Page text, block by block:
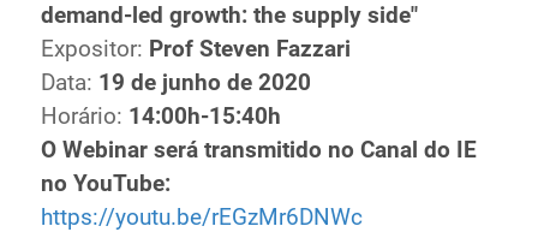
demand-led growth: the supply side"
Expositor: Prof Steven Fazzari
Data: 19 de junho de 2020
Horário: 14:00h-15:40h
O Webinar será transmitido no Canal do IE
no YouTube:
https://youtu.be/rEGzMr6DNWc